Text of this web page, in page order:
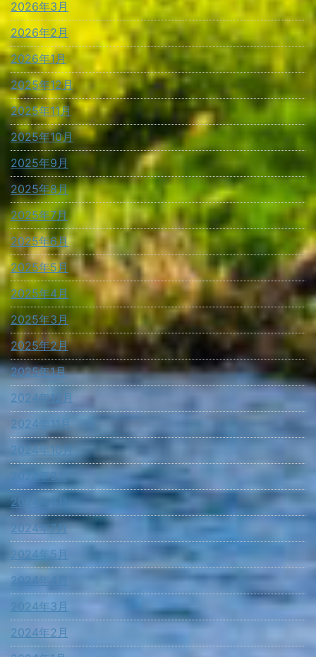
2026年3月
2026年2月
2026年1月
2025年12月
2025年11月
2025年10月
2025年9月
2025年8月
2025年7月
2025年6月
2025年5月
2025年4月
2025年3月
2025年2月
2025年1月
2024年12月
2024年11月
2024年10月
2024年9月
2024年8月
2024年7月
2024年5月
2024年4月
2024年3月
2024年2月